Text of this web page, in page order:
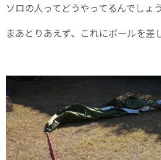
ソロの人ってどうやってるんでしょ
まあとりあえず、これにポールを差